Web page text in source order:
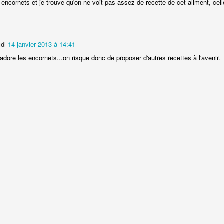
et je trouve qu'on ne voit pas assez de recette de cet aliment,
14 janvier 2013 à 14:41
les encornets...on risque donc de proposer d'autres recettes à l'avenir.
Nouilles chinoises